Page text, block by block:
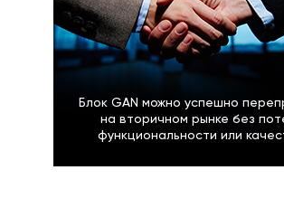
Блок GAN можно успешно
на вторичном рынке без
функциональности или